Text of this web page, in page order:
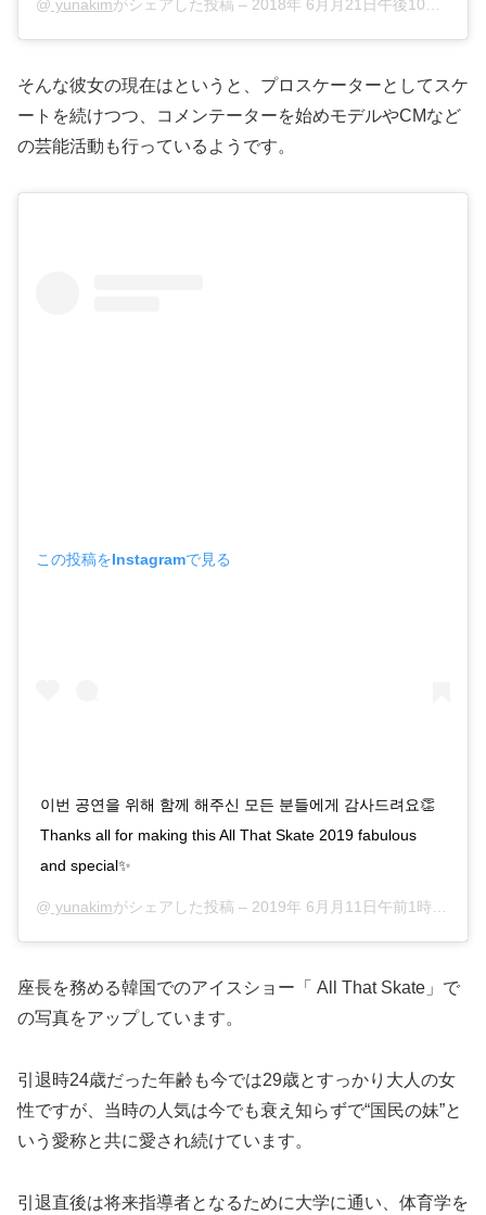
@ yunakimがシェアした投稿 – 2018年 6月月21日午後10時20分PDT
そんな彼女の現在はというと、プロスケーターとしてスケ
ートを続けつつ、コメンテーターを始めモデルやCMなど
の芸能活動も行っているようです。
この投稿をInstagramで見る
이번 공연을 위해 함께 해주신 모든 분들에게 감사드려요👏
Thanks all for making this All That Skate 2019 fabulous
and special✨
@ yunakimがシェアした投稿 – 2019年 6月月11日午前1時21分PDT
座長を務める韓国でのアイスショー「 All That Skate」で
の写真をアップしています。
引退時24歳だった年齢も今では29歳とすっかり大人の女
性ですが、当時の人気は今でも衰え知らずで“国民の妹”と
いう愛称と共に愛され続けています。
引退直後は将来指導者となるために大学に通い、体育学を